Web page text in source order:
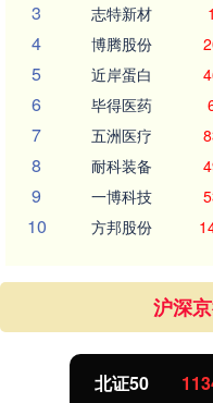
3 志特新材
4 博腾股份
5 近岸蛋白
6 毕得医药
7 五洲医疗
8 耐科装备
9 一博科技
10 方邦股份
沪深
北证50